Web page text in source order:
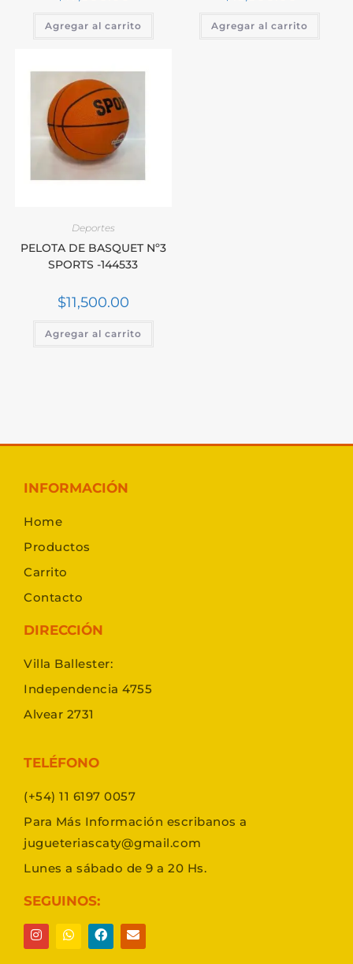
Agregar al carrito Agregar al carrito
Deportes
PELOTA DE BASQUET Nº3
SPORTS -144533
$11,500.00
Agregar al carrito
INFORMACIÓN
Home
Productos
Carrito
Contacto
DIRECCIÓN
Villa Ballester:
Independencia 4755
Alvear 2731
TELÉFONO
(+54) 11 6197 0057
Para Más Información escribanos a
jugueteriascaty@gmail.com
Lunes a sábado de 9 a 20 Hs.
SEGUINOS: